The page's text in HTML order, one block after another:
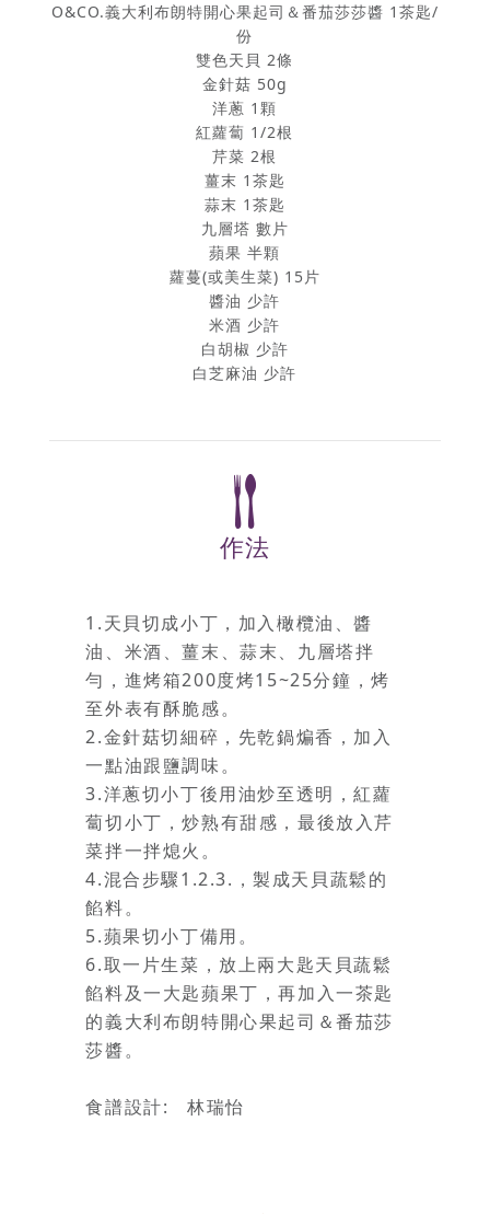
O&CO.義大利布朗特開心果起司＆番茄莎莎醬 1茶匙/
份
雙色天貝 2條
金針菇 50g
洋蔥 1顆
紅蘿蔔 1/2根
芹菜 2根
薑末 1茶匙
蒜末 1茶匙
九層塔 數片
蘋果 半顆
蘿蔓(或美生菜) 15片
醬油 少許
米酒 少許
白胡椒 少許
白芝麻油 少許
作法
1.天貝切成小丁，加入橄欖油、醬
油、米酒、薑末、蒜末、九層塔拌
勻，進烤箱200度烤15~25分鐘，烤
至外表有酥脆感。
2.金針菇切細碎，先乾鍋煸香，加入
一點油跟鹽調味。
3.洋蔥切小丁後用油炒至透明，紅蘿
蔔切小丁，炒熟有甜感，最後放入芹
菜拌一拌熄火。
4.混合步驟1.2.3.，製成天貝蔬鬆的
餡料。
5.蘋果切小丁備用。
6.取一片生菜，放上兩大匙天貝蔬鬆
餡料及一大匙蘋果丁，再加入一茶匙
的義大利布朗特開心果起司＆番茄莎
莎醬。
食譜設計: 林瑞怡